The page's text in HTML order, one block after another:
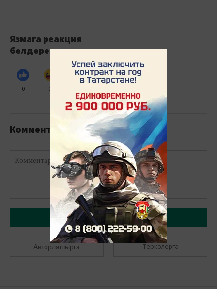
Язмага реакция
белдерегез
0 0
Комментарийлар
Язарга
Авторлашырга Теркәлергә